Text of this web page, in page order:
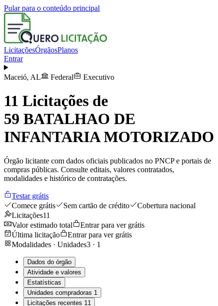
Pular para o conteúdo principal
LicitaçõesÓrgãosPlanos
Entrar
Maceió, AL Federal Executivo
11 Licitações de
59 BATALHAO DE
INFANTARIA MOTORIZADO
Órgão licitante com dados oficiais publicados no PNCP e portais de
compras públicas. Consulte editais, valores contratados,
modalidades e histórico de contratações.
Testar grátis
Comece grátis
Sem cartão de crédito
Cobertura nacional
Licitações11
Valor estimado total
Entrar para ver grátis
Última licitação
Entrar para ver grátis
Modalidades · Unidades3 · 1
Dados do órgão
Atividade e valores
Estatísticas
Unidades compradoras 1
Licitações recentes 11